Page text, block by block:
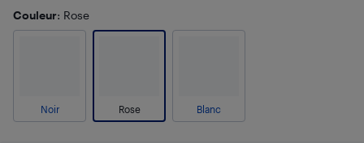
Couleur: Rose
Noir Rose Blanc